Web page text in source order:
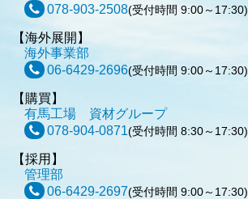
078-903-2508(受付時間 9:00～17:30)
【海外展開】
海外事業部
06-6429-2696(受付時間 9:00～17:30)
【購買】
有馬工場 資材グループ
078-904-0871(受付時間 8:30～17:30)
【採用】
管理部
06-6429-2697(受付時間 9:00～17:30)